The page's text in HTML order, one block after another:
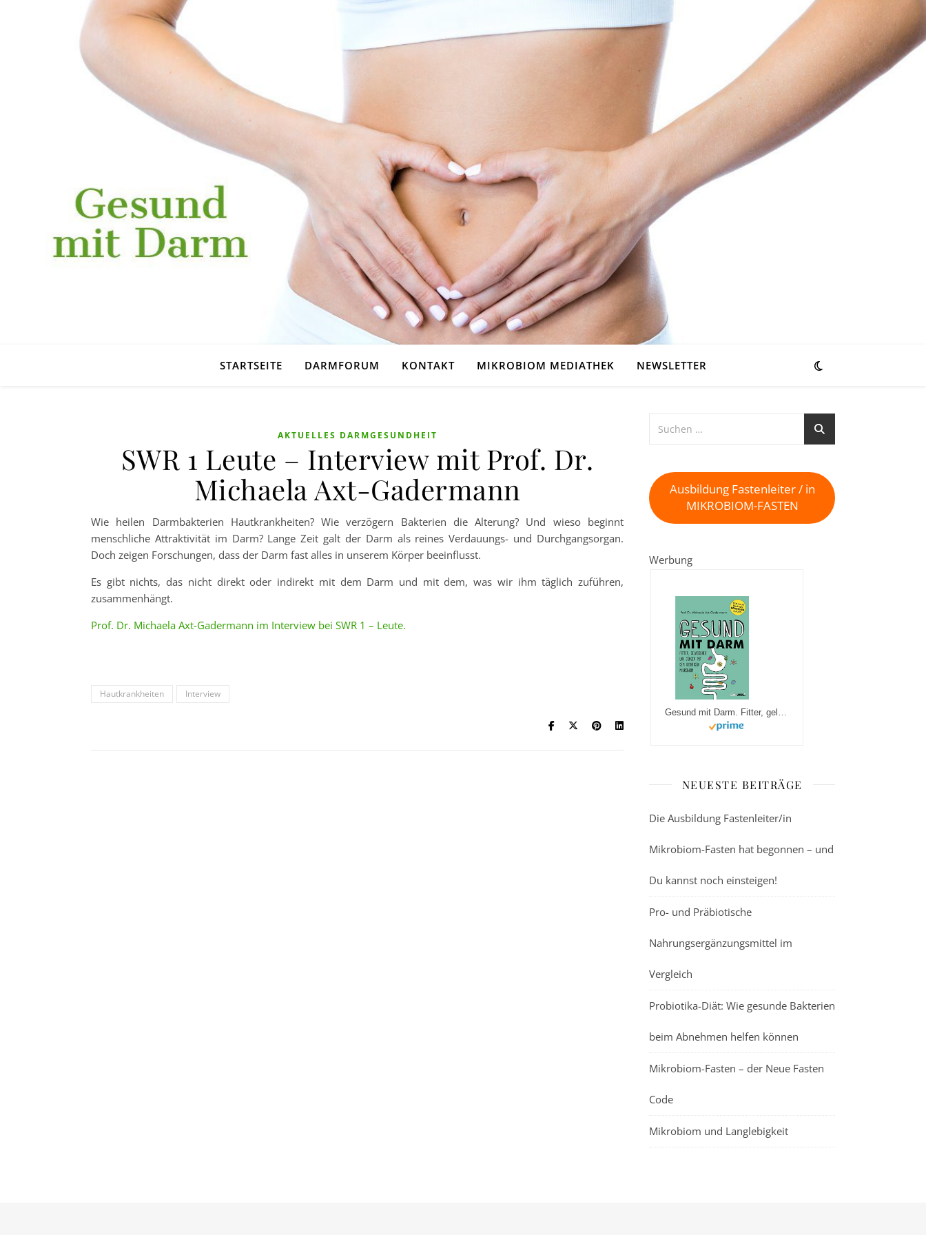
STARTSEITE DARMFORUM KONTAKT MIKROBIOM MEDIATHEK NEWSLETTER
AKTUELLES DARMGESUNDHEIT
SWR 1 Leute – Interview mit Prof. Dr.
Michaela Axt-Gadermann
Wie heilen Darmbakterien Hautkrankheiten? Wie verzögern Bakterien die Alterung? Und wieso beginnt
menschliche Attraktivität im Darm? Lange Zeit galt der Darm als reines Verdauungs- und Durchgangsorgan.
Doch zeigen Forschungen, dass der Darm fast alles in unserem Körper beeinflusst.
Es gibt nichts, das nicht direkt oder indirekt mit dem Darm und mit dem, was wir ihm täglich zuführen,
zusammenhängt.
Prof. Dr. Michaela Axt-Gadermann im Interview bei SWR 1 – Leute.
Hautkrankheiten Interview
Ausbildung Fastenleiter / in
MIKROBIOM-FASTEN
Werbung
NEUESTE BEITRÄGE
Die Ausbildung Fastenleiter/in
Mikrobiom-Fasten hat begonnen – und
Du kannst noch einsteigen!
Pro- und Präbiotische
Nahrungsergänzungsmittel im
Vergleich
Probiotika-Diät: Wie gesunde Bakterien
beim Abnehmen helfen können
Mikrobiom-Fasten – der Neue Fasten
Code
Mikrobiom und Langlebigkeit